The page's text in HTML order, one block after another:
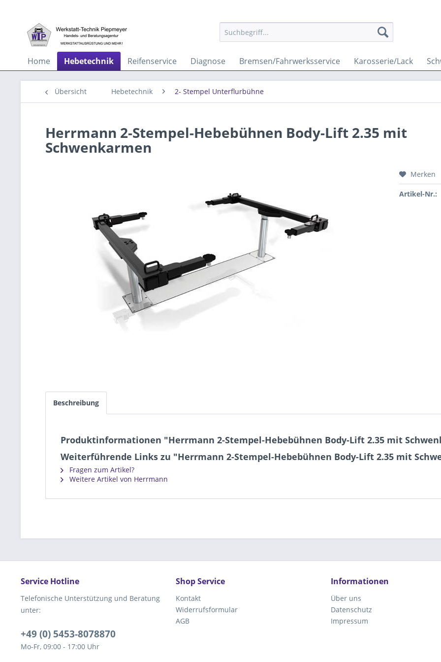
Home Hebetechnik Reifenservice Diagnose Bremsen/Fahrwerksservice Karosserie/Lack
Übersicht Hebetechnik 2- Stempel Unterflurbühne
Herrmann 2-Stempel-Hebebühnen Body-Lift 2.35 mit
Schwenkarmen
Merken
Artikel-Nr.:
Beschreibung
Produktinformationen "Herrmann 2-Stempel-Hebebühnen Body-Lift 2.35 mit
Weiterführende Links zu "Herrmann 2-Stempel-Hebebühnen Body-Lift 2.35 mit
Fragen zum Artikel?
Weitere Artikel von Herrmann
Service Hotline
Telefonische Unterstützung und Beratung
unter:
+49 (0) 5453-8078870
Mo-Fr, 09:00 - 17:00 Uhr
Shop Service
Kontakt
Widerrufsformular
AGB
Informationen
Über uns
Datenschutz
Impressum